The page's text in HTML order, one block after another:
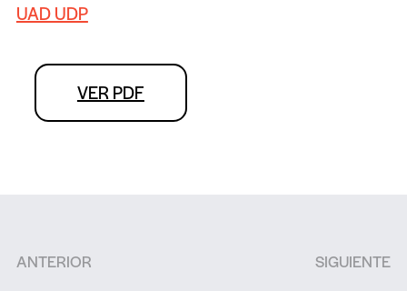
UAD UDP
VER PDF
ANTERIOR SIGUIENTE